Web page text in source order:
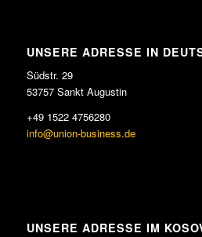
UNSERE ADRESSE IN
Südstr. 29
53757 Sankt Augustin
+49 1522 4756280
info@union-business.de
UNSERE ADRESSE IM